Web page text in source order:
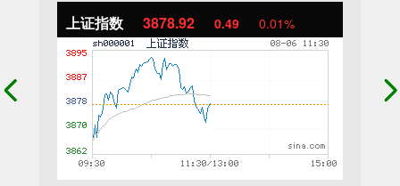
上证指数 3878.92 0.49 0.01%